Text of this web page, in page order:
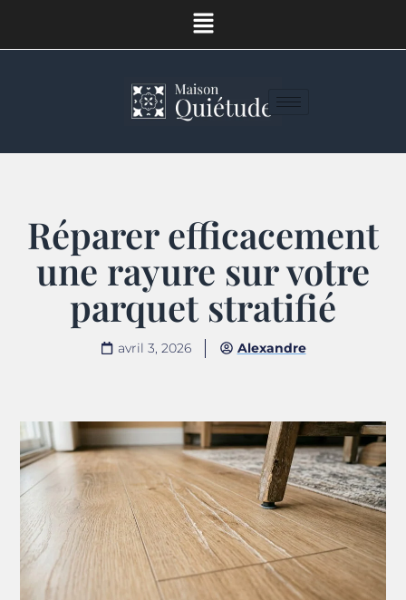
Réparer efficacement
une rayure sur votre
parquet stratifié
avril 3, 2026 Alexandre